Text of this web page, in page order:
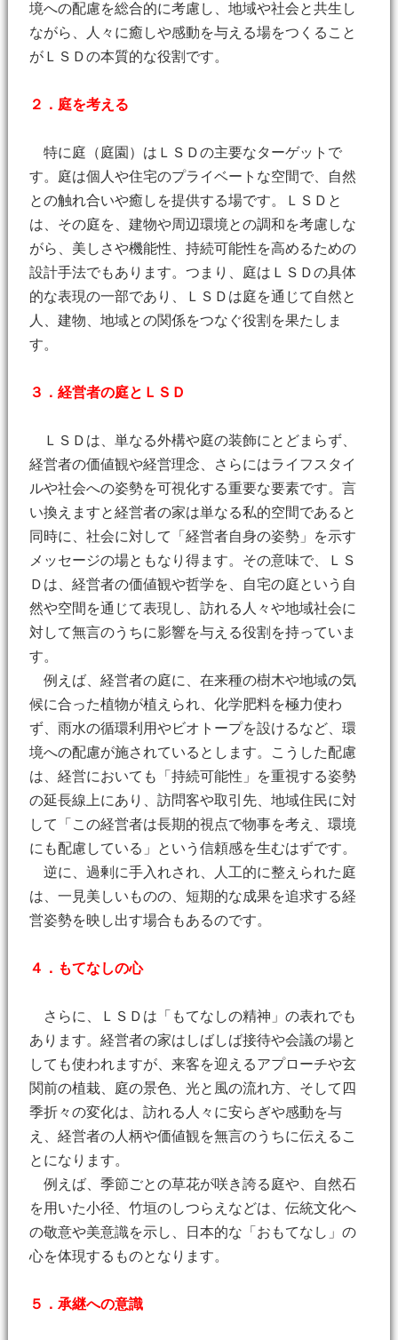
境への配慮を総合的に考慮し、地域や社会と共生し
ながら、人々に癒しや感動を与える場をつくること
がＬＳＤの本質的な役割です。
２．庭を考える
特に庭（庭園）はＬＳＤの主要なターゲットで
す。庭は個人や住宅のプライベートな空間で、自然
との触れ合いや癒しを提供する場です。ＬＳＤと
は、その庭を、建物や周辺環境との調和を考慮しな
がら、美しさや機能性、持続可能性を高めるための
設計手法でもあります。つまり、庭はＬＳＤの具体
的な表現の一部であり、ＬＳＤは庭を通じて自然と
人、建物、地域との関係をつなぐ役割を果たしま
す。
３．経営者の庭とＬＳＤ
ＬＳＤは、単なる外構や庭の装飾にとどまらず、
経営者の価値観や経営理念、さらにはライフスタイ
ルや社会への姿勢を可視化する重要な要素です。言
い換えますと経営者の家は単なる私的空間であると
同時に、社会に対して「経営者自身の姿勢」を示す
メッセージの場ともなり得ます。その意味で、ＬＳ
Ｄは、経営者の価値観や哲学を、自宅の庭という自
然や空間を通じて表現し、訪れる人々や地域社会に
対して無言のうちに影響を与える役割を持っていま
す。
例えば、経営者の庭に、在来種の樹木や地域の気
候に合った植物が植えられ、化学肥料を極力使わ
ず、雨水の循環利用やビオトープを設けるなど、環
境への配慮が施されているとします。こうした配慮
は、経営においても「持続可能性」を重視する姿勢
の延長線上にあり、訪問客や取引先、地域住民に対
して「この経営者は長期的視点で物事を考え、環境
にも配慮している」という信頼感を生むはずです。
逆に、過剰に手入れされ、人工的に整えられた庭
は、一見美しいものの、短期的な成果を追求する経
営姿勢を映し出す場合もあるのです。
４．もてなしの心
さらに、ＬＳＤは「もてなしの精神」の表れでも
あります。経営者の家はしばしば接待や会議の場と
しても使われますが、来客を迎えるアプローチや玄
関前の植栽、庭の景色、光と風の流れ方、そして四
季折々の変化は、訪れる人々に安らぎや感動を与
え、経営者の人柄や価値観を無言のうちに伝えるこ
とになります。
例えば、季節ごとの草花が咲き誇る庭や、自然石
を用いた小径、竹垣のしつらえなどは、伝統文化へ
の敬意や美意識を示し、日本的な「おもてなし」の
心を体現するものとなります。
５．承継への意識